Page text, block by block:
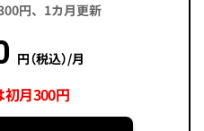
円、1カ月更新
円（税込）/月
月300円